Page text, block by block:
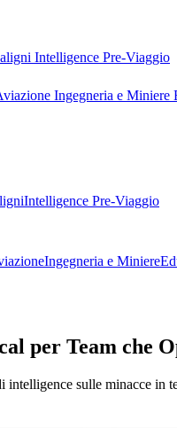
Intelligence Pre-Viaggio
Ingegneria e Miniere
Intelligence Pre-Viaggio
Ingegneria e Miniere
per Team che
sulle minacce in